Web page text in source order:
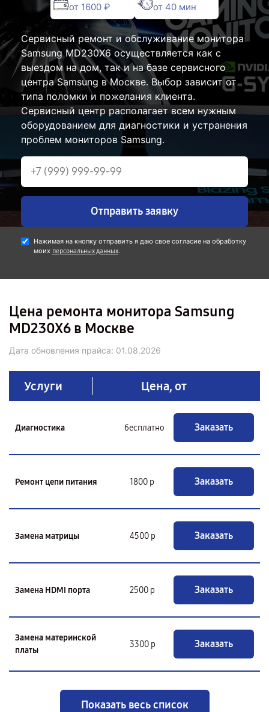
от 1600 ₽ от 40 мин
Сервисный ремонт и обслуживание монитора
Samsung MD230X6 осуществляется как с
выездом на дом, так и на базе сервисного
центра Samsung в Москве. Выбор зависит от
типа поломки и пожелания клиента.
Сервисный центр располагает всем нужным
оборудованием для диагностики и устранения
проблем мониторов Samsung.
Отправить заявку
Нажимая на кнопку отправить я даю свое согласие на обработку
моих персональных данных.
Цена ремонта монитора Samsung
MD230X6 в Москве
Дата обновления прайса: 01.08.2026
Услуги Цена, от
Диагностика бесплатно Заказать
Ремонт цепи питания 1800 р Заказать
Замена матрицы 4500 р Заказать
Замена HDMI порта 2500 р Заказать
Замена материнской
платы
3300 р Заказать
Показать весь список